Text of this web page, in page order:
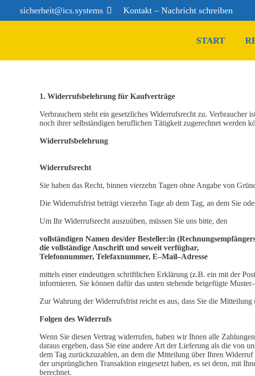
sicherheit@ics.systems Kontakt – Nachricht schreiben
START
1. Widerrufsbelehrung für Kaufverträge
Verbrauchern steht ein gesetzliches Widerrufsrecht zu. Verbraucher
noch ihrerselbständigen beruflichen Tätigkeit zugerechnet werden
Widerrufsbelehrung
Widerrufsrecht
Sie haben das Recht, binnen vierzehn Tagen ohne Angabe von
Die Widerrufsfrist beträgt vierzehn Tage ab dem Tag, an dem Sie
Um Ihr Widerrufsrecht auszuüben, müssen Sie uns bitte, den
vollständigen Namen des/der Besteller:in
die vollständige Anschrift und soweit verfügbar,
Telefonnummer, Telefaxnummer, E–Mail–Adresse
mittels einer eindeutigen schriftlichen Erklärung (z.B. ein mit der
informieren. Sie können dafürdas unten stehende beigefügte Muster–
Zur Wahrung der Widerrufsfrist reicht es aus, dass Sie die Mitteilung
Folgen des Widerrufs
Wenn Sie diesen Vertrag widerrufen, haben wir Ihnen alle
daraus ergeben, dass Sie eine andere Art der Lieferung als die von
dem Tag zurückzuzahlen, an dem die Mitteilung über Ihren Widerruf
der ursprünglichen Transaktion eingesetzt haben, es sei denn, mit
berechnet.